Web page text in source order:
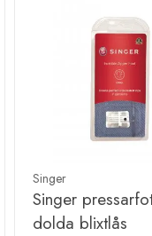
Singer
Singer
dolda blixtlås